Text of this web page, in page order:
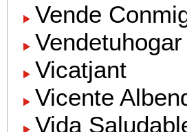
Vende
Vendetuhogar
Vicatjant
Vicente
Vida